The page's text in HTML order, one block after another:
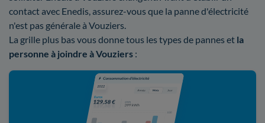
contact avec Enedis, assurez-vous que la panne d'électricité
n'est pas générale à Vouziers.
La grille plus bas vous donne tous les types de pannes et la
personne à joindre à Vouziers :